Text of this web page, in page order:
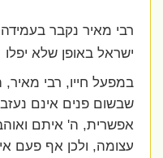
רבי מאיר נקבר
ישראל באופן שלא יפלו
במפעל חייו, רבי מאיר,
שבשום פנים אינם
אפשרית, ה' איתם
עצומה, ולכן אף פעם